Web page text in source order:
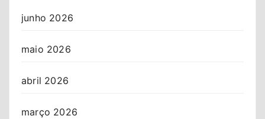
junho 2026
maio 2026
abril 2026
março 2026